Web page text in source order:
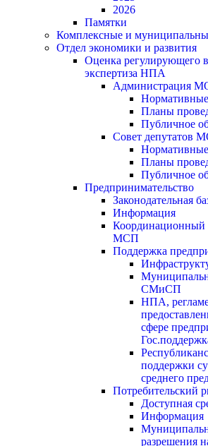
2026
Памятки
Комплексные и
Отдел экономики и развития
Оценка регулирующего
экспертиза НПА
Администрация
Планы
Публичное
Совет депутатов
Планы
Публичное
Предпринимательство
Законодательная
Информация
Координационный
МСП
Поддержка
СМиСП
НПА,
сфере
поддержки
среднего
Потребительский
Доступная
Информация
разрешения